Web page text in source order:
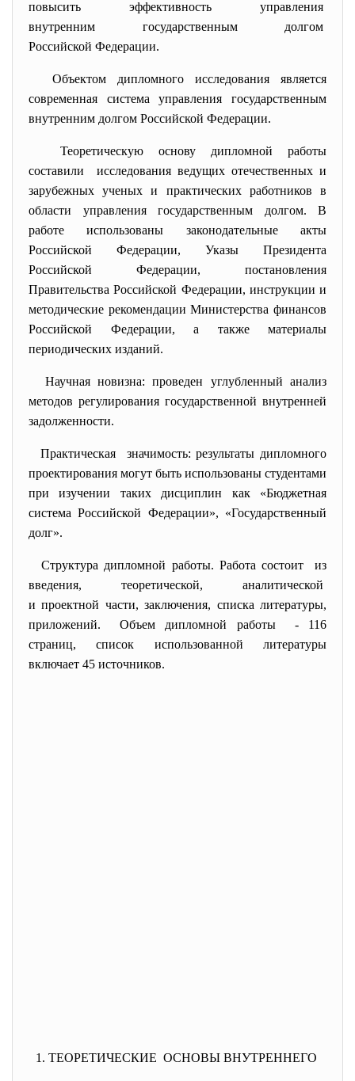
повысить эффективность управления
внутренним государственным долгом
Российской Федерации.
Объектом
дипломного исследования является
современная система управления государственным
внутренним долгом Российской Федерации.
Теоретическую основу дипломной работы
составили исследования ведущих отечественных и
зарубежных ученых и практических работников в
области управления государственным долгом. В
работе использованы законодательные акты
Российской Федерации, Указы Президента
Российской Федерации, постановления
Правительства Российской Федерации, инструкции и
методические рекомендации Министерства финансов
Российской Федерации, а также материалы
периодических изданий.
Научная новизна: проведен углубленный анализ
методов регулирования государственной внутренней
задолженности.
Практическая значимость: результаты дипломного
проектирования могут быть использованы студентами
при изучении таких дисциплин как «Бюджетная
система Российской Федерации», «Государственный
долг».
Структура дипломной работы. Работа состоит из
введения, теоретической, аналитической
и проектной части, заключения, списка литературы,
приложений. Объем дипломной работы - 116
страниц, список использованной литературы
включает 45 источников.
1. ТЕОРЕТИЧЕСКИЕ ОСНОВЫ ВНУТРЕННЕГО